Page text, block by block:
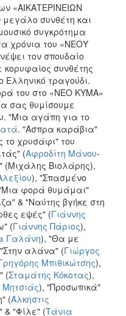
«ΑΙΚΑΤΕΡΙΝΕΙΩΝ
συνθέτη και
συγκρότημα
χρόνια του «ΝΕΟΥ
τον σπουδαίο
κορυφαίος συνθέτης
τραγούδι.
του στο «ΝΕΟ ΚΥΜΑ»
σας θυμίσουμε
"Μια αγάπη για το
. "Άσπρα καράβια"
το χρυσάφι" του
(Αφροδίτη Μάνου-
(Μιχάλης Βιολάρης),
), "Σπασμένο
φορά θυμάμαι"
& "Ναύτης βγήκε στη
εψές" (Γιάννης
(Γιάννης Πάριος),
Γαλάνη), "Θα με
αλάνα" (Γιώργος
Μπιθικώτσης),
(Σταμάτης Κόκοτας),
), "Προσωπικά"
(Άλκηστις
"Φίλε" (Τάνια